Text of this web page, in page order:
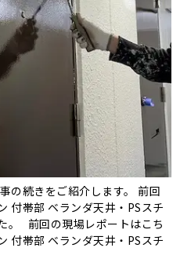
の続きをご紹介します。 前回
付帯部 ベランダ天井・PSスチ
。 前回の現場レポートはこち
付帯部 ベランダ天井・PSスチ